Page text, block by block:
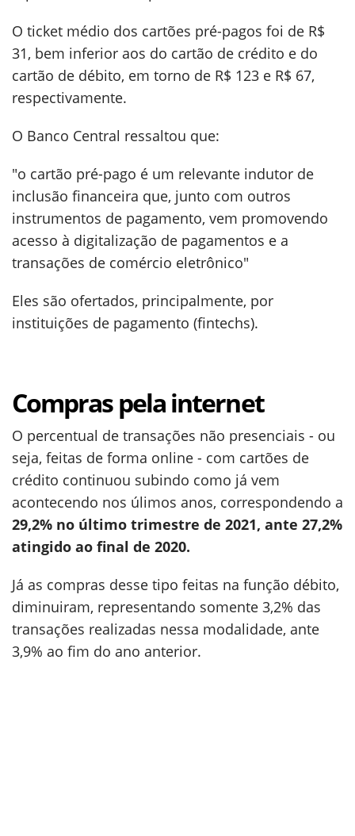
O ticket médio dos cartões pré-pagos foi de R$
31, bem inferior aos do cartão de crédito e do
cartão de débito, em torno de R$ 123 e R$ 67,
respectivamente.
O Banco Central ressaltou que:
"o cartão pré-pago é um relevante indutor de
inclusão financeira que, junto com outros
instrumentos de pagamento, vem promovendo
acesso à digitalização de pagamentos e a
transações de comércio eletrônico"
Eles são ofertados, principalmente, por
instituições de pagamento (fintechs).
Compras pela internet
O percentual de transações não presenciais - ou
seja, feitas de forma online - com cartões de
crédito continuou subindo como já vem
acontecendo nos úlimos anos, correspondendo a
29,2% no último trimestre de 2021, ante 27,2%
atingido ao final de 2020.
Já as compras desse tipo feitas na função débito,
diminuiram, representando somente 3,2% das
transações realizadas nessa modalidade, ante
3,9% ao fim do ano anterior.